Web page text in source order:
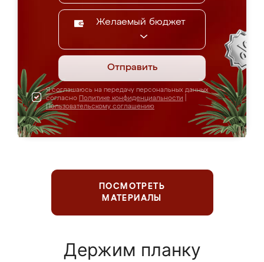
Желаемый бюджет
Отправить
Я соглашаюсь на передачу персональных данных
согласно Политике конфиденциальности
Пользовательскому соглашению
ПОСМОТРЕТЬ
МАТЕРИАЛЫ
Держим планку